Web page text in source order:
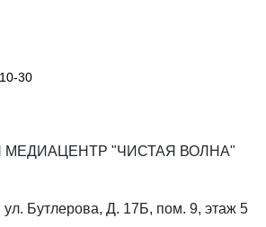
30
МЕДИАЦЕНТР "ЧИСТАЯ ВОЛНА"
ул. Бутлерова, Д. 17Б, пом. 9, этаж 5